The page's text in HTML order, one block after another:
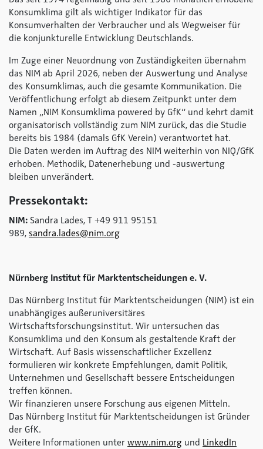
Konsumklima gilt als wichtiger Indikator für das
Konsumverhalten der Verbraucher und als Wegweiser für
die konjunkturelle Entwicklung Deutschlands.
Im Zuge einer Neuordnung von Zuständigkeiten übernahm
das NIM ab April 2026, neben der Auswertung und Analyse
des Konsumklimas, auch die gesamte Kommunikation. Die
Veröffentlichung erfolgt ab diesem Zeitpunkt unter dem
Namen „NIM Konsumklima powered by GfK“ und kehrt damit
organisatorisch vollständig zum NIM zurück, das die Studie
bereits bis 1984 (damals GfK Verein) verantwortet hat.
Die Daten werden im Auftrag des NIM weiterhin von NIQ/GfK
erhoben. Methodik, Datenerhebung und -auswertung
bleiben unverändert.
Pressekontakt:
NIM: Sandra Lades, T +49 911 95151
989, sandra.lades@nim.org
Nürnberg Institut für Marktentscheidungen e. V.
Das Nürnberg Institut für Marktentscheidungen (NIM) ist ein
unabhängiges außeruniversitäres
Wirtschaftsforschungsinstitut. Wir untersuchen das
Konsumklima und den Konsum als gestaltende Kraft der
Wirtschaft. Auf Basis wissenschaftlicher Exzellenz
formulieren wir konkrete Empfehlungen, damit Politik,
Unternehmen und Gesellschaft bessere Entscheidungen
treffen können.
Wir finanzieren unsere Forschung aus eigenen Mitteln.
Das Nürnberg Institut für Marktentscheidungen ist Gründer
der GfK.
Weitere Informationen unter www.nim.org und LinkedIn